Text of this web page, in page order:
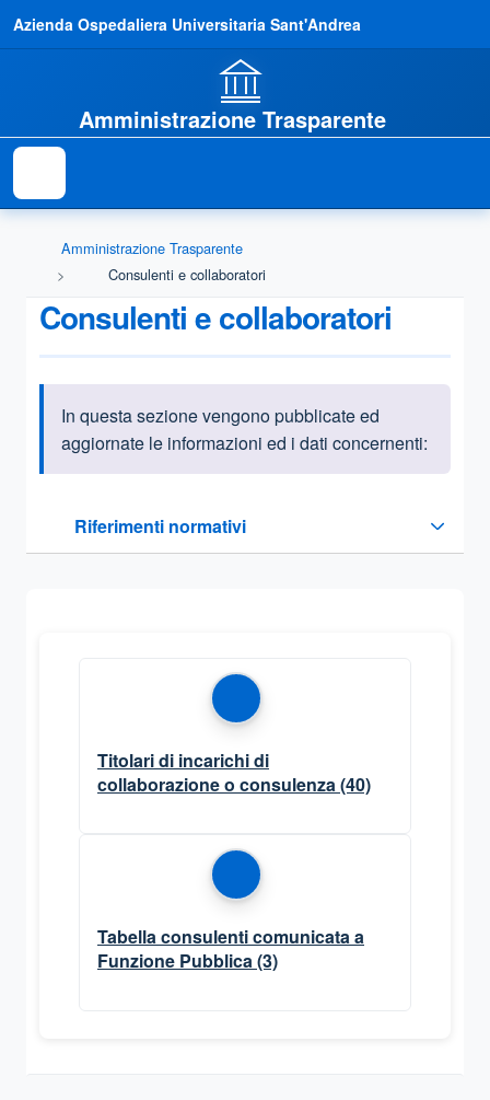
Azienda Ospedaliera Universitaria Sant'Andrea
Amministrazione Trasparente
Amministrazione Trasparente
Consulenti e collaboratori
Consulenti e collaboratori
Informazioni introduttive
In questa sezione vengono pubblicate ed
aggiornate le informazioni ed i dati concernenti:
Riferimenti normativi
Sezione compressa
Titolari di incarichi di
collaborazione o consulenza (40)
Tabella consulenti comunicata a
Funzione Pubblica (3)